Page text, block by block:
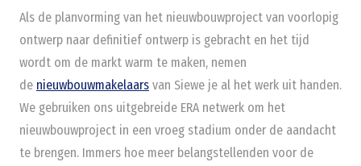
Als de planvorming van het nieuwbouwproject van voorlopig
ontwerp naar definitief ontwerp is gebracht en het tijd
wordt om de markt warm te maken, nemen
de nieuwbouwmakelaars van Siewe je al het werk uit handen.
We gebruiken ons uitgebreide ERA netwerk om het
nieuwbouwproject in een vroeg stadium onder de aandacht
te brengen. Immers hoe meer belangstellenden voor de